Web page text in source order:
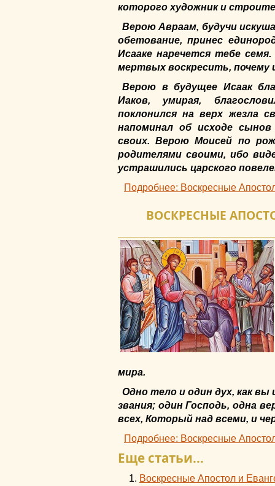
которого художник и
Верою Авраам, будучи
обетование, принес
Исааке наречется тебе
мертвых воскресить, почему
Верою в будущее Исаак
Иаков, умирая,
поклонился на верх жезла
напоминал об исходе
своих. Верою Моисей по
родителями своими, ибо
устрашились царского
Подробнее: Воскресные
ВОСКРЕСНЫЕ
мира.
Одно тело и один дух, как вы
звания; один Господь, одна
всех, Который над всеми, и
Подробнее: Воскресные
Еще статьи...
Воскресные Апостол и